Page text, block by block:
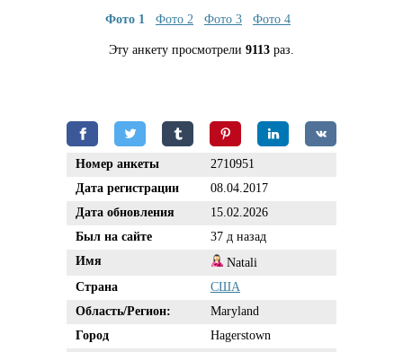
Фото 1 Фото 2 Фото 3 Фото 4
Эту анкету просмотрели 9113 раз.
Номер анкеты
2710951
Дата регистрации
08.04.2017
Дата обновления
15.02.2026
Был на сайте
37 д назад
Имя
Natali
Страна
США
Область/Регион:
Maryland
Город
Hagerstown